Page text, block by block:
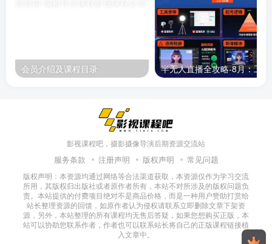
会员介绍及课程目录
影视课程吧，摄影摄像导演后期资源交流站
服务条款 注册声明 版权声明 常见问题
版权声明：本资源均通过网络等合法渠道获取，本资源仅作为学习交流
所用，其版权归出版社或者原作者所有，本站不对所涉及的版权问题负
责。本站提供的付费项目绝对不是商品价格，而是一种用户赞助打赏给
站长整理资源的回馈，如原作者认为侵权请联系立即删除文章下架资
源，另外，本站整理的所有课程均无售后答疑，如果您想购买正版，本
站可以协助您联系作者，作者也可以联系站长将自己的正版课程链接植
入文章中。